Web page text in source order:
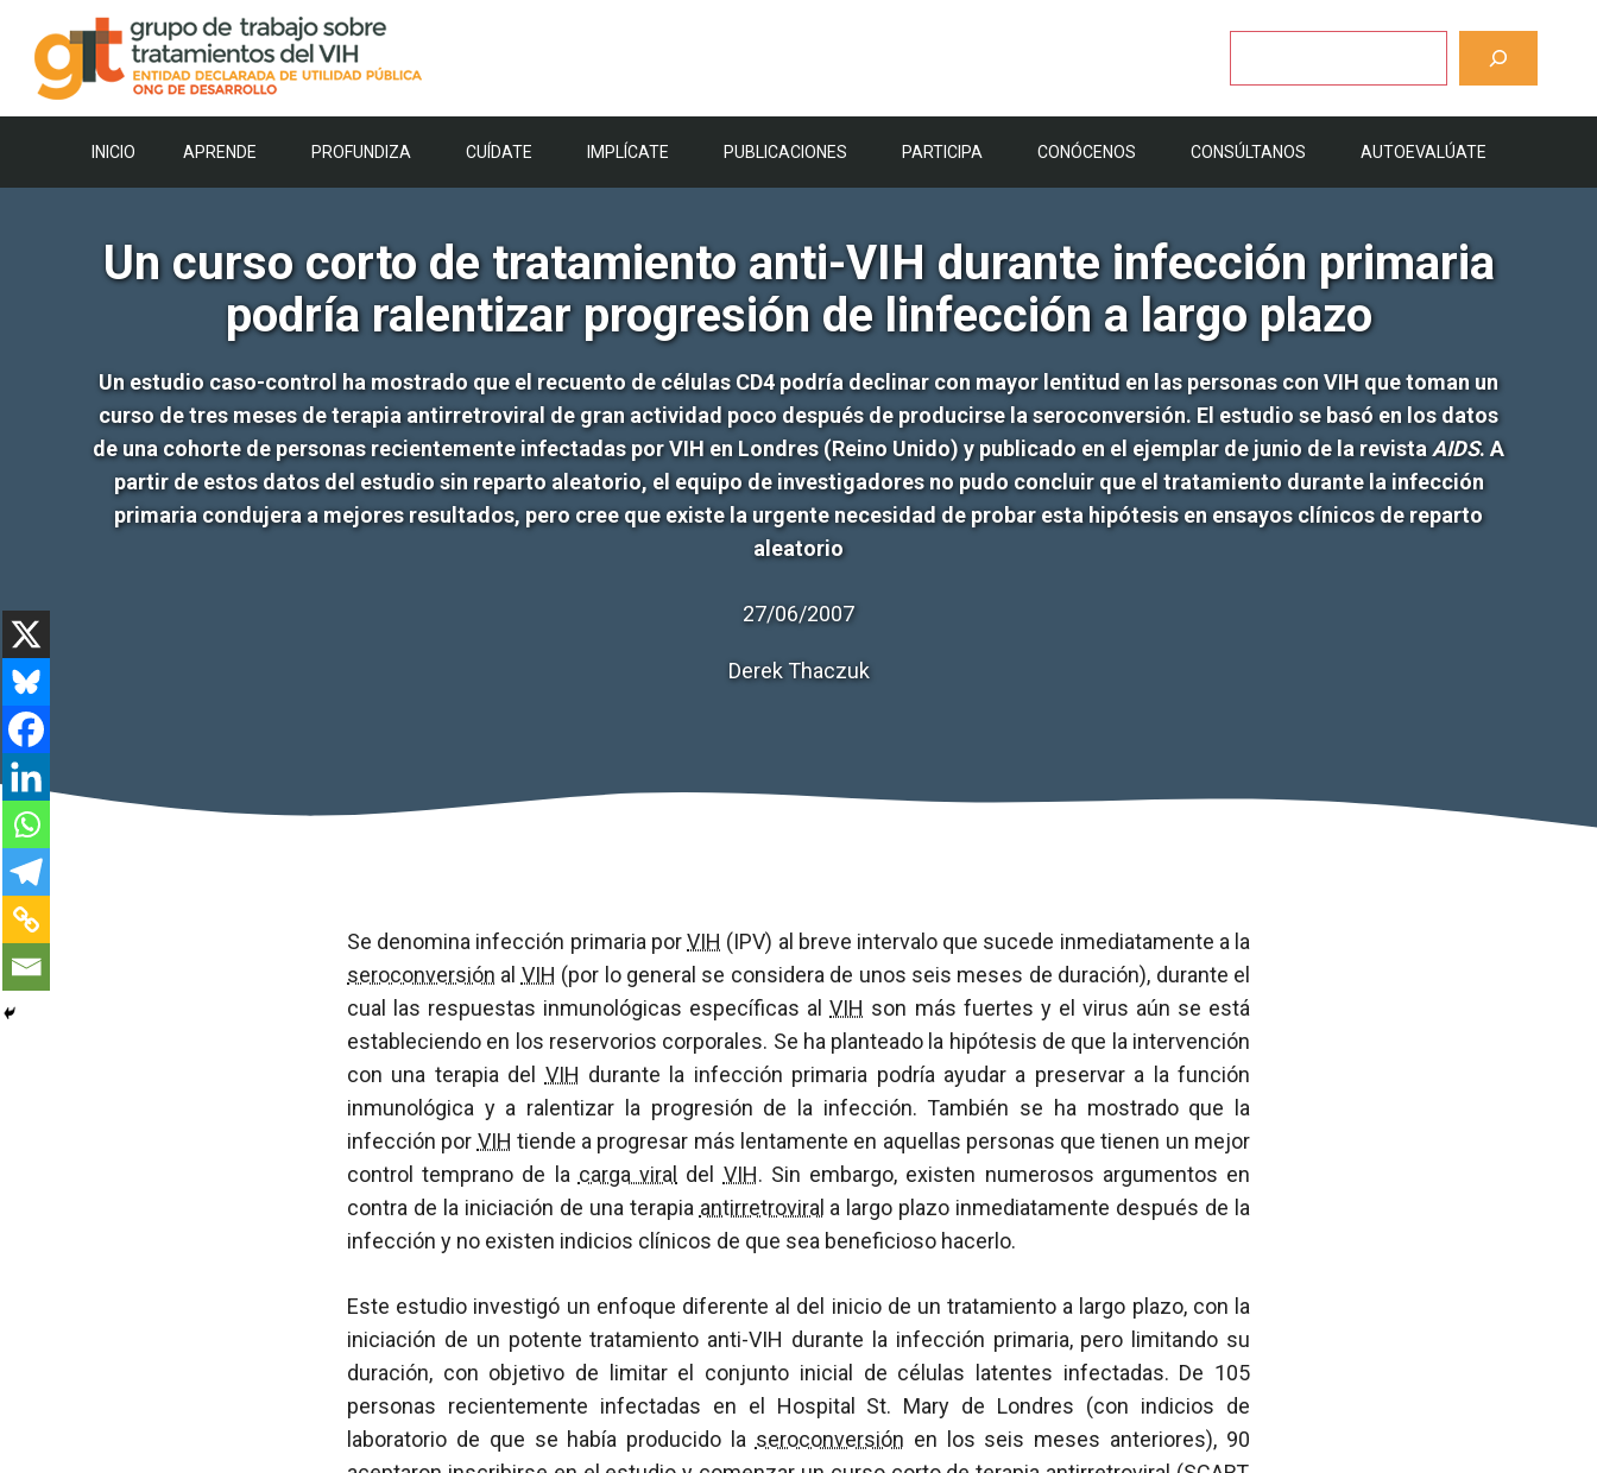
contenido
INICIO APRENDE PROFUNDIZA CUÍDATE IMPLÍCATE PUBLICACIONES PARTICIPA CONÓCENOS CONSÚLTANOS AUTOEVALÚATE
Un curso corto de tratamiento anti-VIH durante infección primaria
podría ralentizar progresión de linfección a largo plazo
Un estudio caso-control ha mostrado que el recuento de células CD4 podría declinar con mayor lentitud en las personas con VIH que toman un
curso de tres meses de terapia antirretroviral de gran actividad poco después de producirse la seroconversión. El estudio se basó en los datos
de una cohorte de personas recientemente infectadas por VIH en Londres (Reino Unido) y publicado en el ejemplar de junio de la revistaAIDS. A
partir de estos datos del estudio sin reparto aleatorio, el equipo de investigadores no pudo concluir que el tratamiento durante la infección
primaria condujera a mejores resultados, pero cree que existe la urgente necesidad de probar esta hipótesis en ensayos clínicos de reparto
aleatorio
27/06/2007
Derek Thaczuk
Se denomina infección primaria porVIH (IPV) al breve intervalo que sucede inmediatamente a la
seroconversión al VIH (por lo general se considera de unos seis meses de duración), durante el
cual las respuestas inmunológicas específicas alVIH son más fuertes y el virus aún se está
estableciendo en los reservorios corporales. Se ha planteado la hipótesis de que la intervención
con una terapia del VIH durante la infección primaria podría ayudar a preservar a la función
inmunológica y a ralentizar la progresión de la infección. También se ha mostrado que la
infección por VIH tiende a progresar más lentamente en aquellas personas que tienen un mejor
control temprano de la carga viral del VIH. Sin embargo, existen numerosos argumentos en
contra de la iniciación de una terapia antirretroviral a largo plazo inmediatamente después de la
infección y no existen indicios clínicos de que sea beneficioso hacerlo.
Este estudio investigó un enfoque diferente al del inicio de un tratamiento a largo plazo, con la
iniciación de un potente tratamiento anti-VIH durante la infección primaria, pero limitando su
duración, con objetivo de limitar el conjunto inicial de células latentes infectadas. De 105
personas recientemente infectadas en el Hospital St. Mary de Londres (con indicios de
laboratorio de que se había producido la seroconversión en los seis meses anteriores), 90